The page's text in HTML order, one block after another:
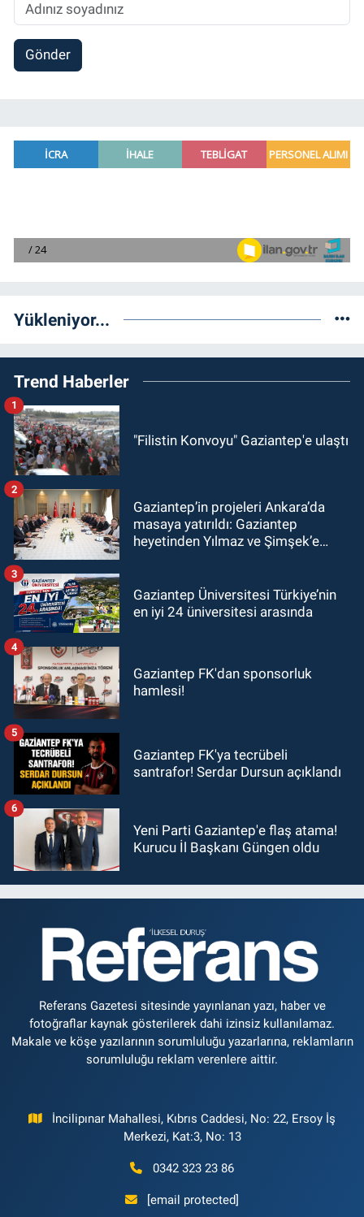
Gönder
Yükleniyor...
Trend Haberler
"Filistin Konvoyu" Gaziantep'e ulaştı
1
Gaziantep’in projeleri Ankara’da
masaya yatırıldı: Gaziantep
heyetinden Yılmaz ve Şimşek’e
2
Gaziantep Üniversitesi Türkiye’nin
en iyi 24 üniversitesi arasında
3
Gaziantep FK'dan sponsorluk
hamlesi!
4
Gaziantep FK'ya tecrübeli
santrafor! Serdar Dursun açıklandı
5
Yeni Parti Gaziantep'e flaş atama!
Kurucu İl Başkanı Güngen oldu
6
Referans Gazetesi sitesinde yayınlanan yazı, haber ve
fotoğraflar kaynak gösterilerek dahi izinsiz kullanılamaz.
Makale ve köşe yazılarının sorumluluğu yazarlarına, reklamların
sorumluluğu reklam verenlere aittir.
İncilipınar Mahallesi, Kıbrıs Caddesi, No: 22, Ersoy İş
Merkezi, Kat:3, No: 13
0342 323 23 86
[email protected]